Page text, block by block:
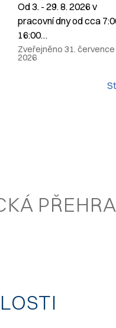
Od 3. - 29. 8. 2026 v
pracovní dny od cca
16:00…
Zveřejněno 31. července
2026